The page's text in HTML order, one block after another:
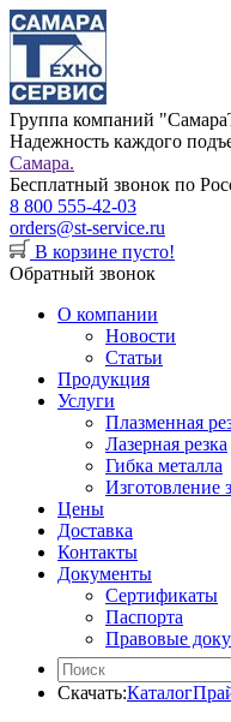
Группа компаний
Надежность каждого
Самара.
Бесплатный звонок по
8 800 555-42-03
orders@st-service.ru
В корзине пусто!
Обратный звонок
О компании
Новости
Статьи
Продукция
Услуги
Плазменная
Лазерная резка
Гибка металла
Изготовление
Цены
Доставка
Контакты
Документы
Сертификаты
Паспорта
Правовые
Скачать:Каталог